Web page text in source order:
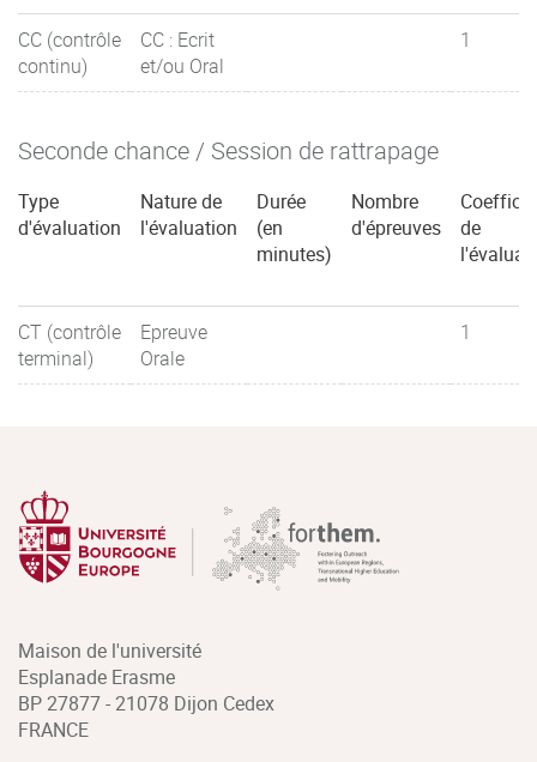
CC (contrôle
continu)
CC : Ecrit
et/ou Oral
1
Seconde chance / Session de rattrapage
Type
d'évaluation
Nature de
l'évaluation
Durée
(en
minutes)
Nombre
d'épreuves
de
CT (contrôle
terminal)
Epreuve
Orale
1
Maison de l'université
Esplanade Erasme
BP 27877 - 21078 Dijon Cedex
FRANCE